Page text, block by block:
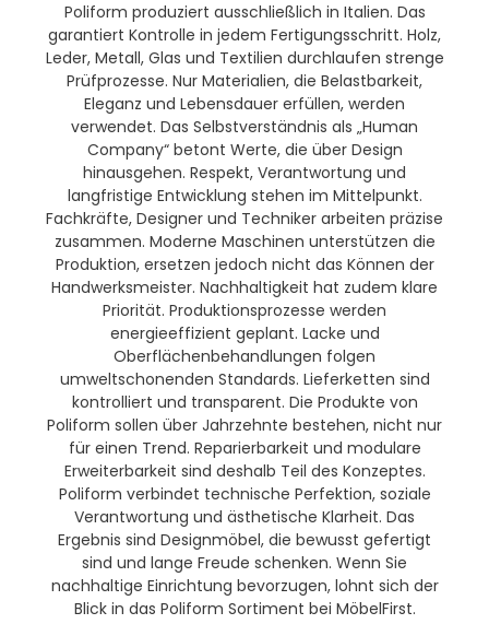
Poliform produziert ausschließlich in Italien. Das
garantiert Kontrolle in jedem Fertigungsschritt. Holz,
Leder, Metall, Glas und Textilien durchlaufen strenge
Prüfprozesse. Nur Materialien, die Belastbarkeit,
Eleganz und Lebensdauer erfüllen, werden
verwendet. Das Selbstverständnis als „Human
Company“ betont Werte, die über Design
hinausgehen. Respekt, Verantwortung und
langfristige Entwicklung stehen im Mittelpunkt.
Fachkräfte, Designer und Techniker arbeiten präzise
zusammen. Moderne Maschinen unterstützen die
Produktion, ersetzen jedoch nicht das Können der
Handwerksmeister. Nachhaltigkeit hat zudem klare
Priorität. Produktionsprozesse werden
energieeffizient geplant. Lacke und
Oberflächenbehandlungen folgen
umweltschonenden Standards. Lieferketten sind
kontrolliert und transparent. Die Produkte von
Poliform sollen über Jahrzehnte bestehen, nicht nur
für einen Trend. Reparierbarkeit und modulare
Erweiterbarkeit sind deshalb Teil des Konzeptes.
Poliform verbindet technische Perfektion, soziale
Verantwortung und ästhetische Klarheit. Das
Ergebnis sind Designmöbel, die bewusst gefertigt
sind und lange Freude schenken. Wenn Sie
nachhaltige Einrichtung bevorzugen, lohnt sich der
Blick in das Poliform Sortiment bei MöbelFirst.